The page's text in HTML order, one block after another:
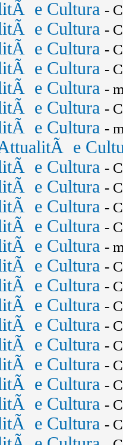
e Cultura -
e Cultura -
e Cultura -
e Cultura -
e Cultura -
e Cultura -
e Cultura -
e
e Cultura -
e Cultura -
e Cultura -
e Cultura -
e Cultura -
e Cultura -
e Cultura -
e Cultura -
e Cultura -
e Cultura -
e Cultura -
e Cultura -
e Cultura -
e Cultura -